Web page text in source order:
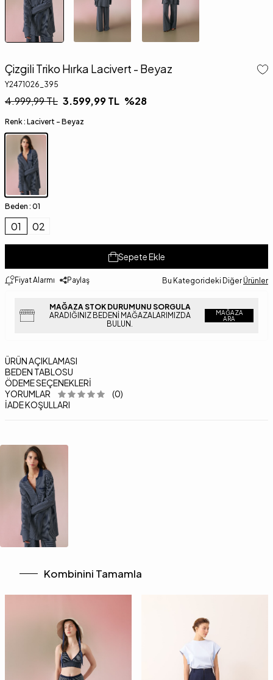
Çizgili Triko Hırka Lacivert - Beyaz
Y2471026_395
4.999,99TL 3.599,99TL %28
Renk : Lacivert - Beyaz
Beden : 01
01 02
Sepete Ekle
Fiyat Alarmı Paylaş Bu Kategorideki Diğer Ürünler
MAĞAZA STOK DURUMUNU SORGULA
ARADIĞINIZ BEDENI MAĞAZALARIMIZDA
BULUN.
MAĞAZA
ARA
ÜRÜN AÇIKLAMASI
BEDEN TABLOSU
ÖDEME SEÇENEKLERI
YORUMLAR
(0)
İADE KOŞULLARI
Kombinini Tamamla